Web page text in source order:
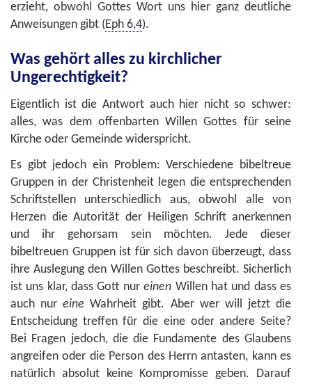
erzieht, obwohl Gottes Wort uns hier ganz deutliche
Anweisungen gibt (Eph 6,4).
Was gehört alles zu kirchlicher
Ungerechtigkeit?
Eigentlich ist die Antwort auch hier nicht so schwer:
alles, was dem offenbarten Willen Gottes für seine
Kirche oder Gemeinde widerspricht.
Es gibt jedoch ein Problem: Verschiedene bibeltreue
Gruppen in der Christenheit legen die entsprechenden
Schriftstellen unterschiedlich aus, obwohl alle von
Herzen die Autorität der Heiligen Schrift anerkennen
und ihr gehorsam sein möchten. Jede dieser
bibeltreuen Gruppen ist für sich davon überzeugt, dass
ihre Auslegung den Willen Gottes beschreibt. Sicherlich
ist uns klar, dass Gott nureinen Willen hat und dass es
auch nureine Wahrheit gibt. Aber wer will jetzt die
Entscheidung treffen für die eine oder andere Seite?
Bei Fragen jedoch, die die Fundamente des Glaubens
angreifen oder die Person des Herrn antasten, kann es
natürlich absolut keine Kompromisse geben. Darauf